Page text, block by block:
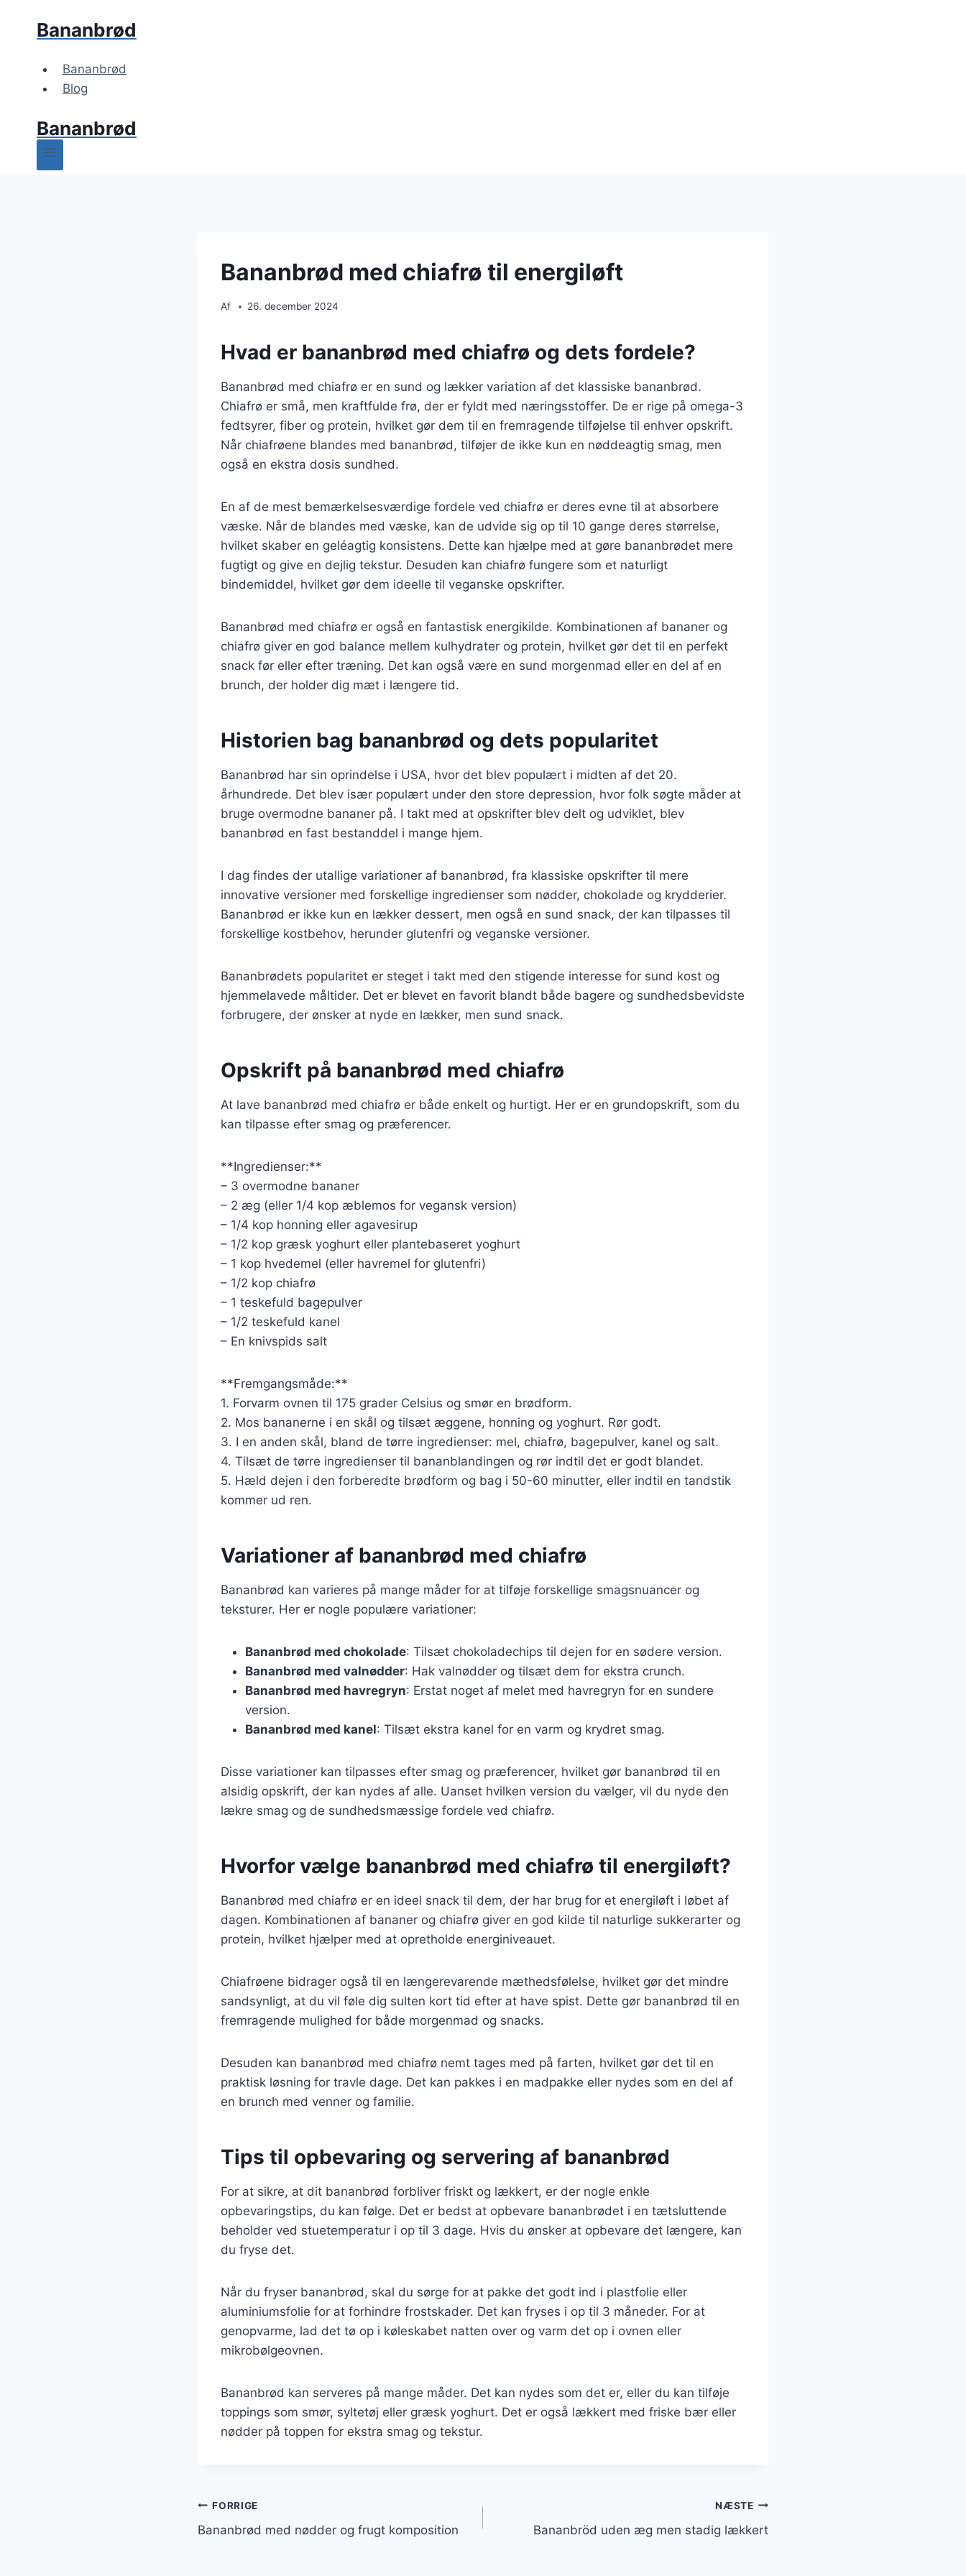
Bananbrød
Bananbrød
Blog
Bananbrød
Bananbrød med chiafrø til energiløft
Af 26. december 2024
Hvad er bananbrød med chiafrø og dets fordele?
Bananbrød med chiafrø er en sund og lækker variation af det klassiske bananbrød.
Chiafrø er små, men kraftfulde frø, der er fyldt med næringsstoffer. De er rige på omega-3
fedtsyrer, fiber og protein, hvilket gør dem til en fremragende tilføjelse til enhver opskrift.
Når chiafrøene blandes med bananbrød, tilføjer de ikke kun en nøddeagtig smag, men
også en ekstra dosis sundhed.
En af de mest bemærkelsesværdige fordele ved chiafrø er deres evne til at absorbere
væske. Når de blandes med væske, kan de udvide sig op til 10 gange deres størrelse,
hvilket skaber en geléagtig konsistens. Dette kan hjælpe med at gøre bananbrødet mere
fugtigt og give en dejlig tekstur. Desuden kan chiafrø fungere som et naturligt
bindemiddel, hvilket gør dem ideelle til veganske opskrifter.
Bananbrød med chiafrø er også en fantastisk energikilde. Kombinationen af bananer og
chiafrø giver en god balance mellem kulhydrater og protein, hvilket gør det til en perfekt
snack før eller efter træning. Det kan også være en sund morgenmad eller en del af en
brunch, der holder dig mæt i længere tid.
Historien bag bananbrød og dets popularitet
Bananbrød har sin oprindelse i USA, hvor det blev populært i midten af det 20.
århundrede. Det blev især populært under den store depression, hvor folk søgte måder at
bruge overmodne bananer på. I takt med at opskrifter blev delt og udviklet, blev
bananbrød en fast bestanddel i mange hjem.
I dag findes der utallige variationer af bananbrød, fra klassiske opskrifter til mere
innovative versioner med forskellige ingredienser som nødder, chokolade og krydderier.
Bananbrød er ikke kun en lækker dessert, men også en sund snack, der kan tilpasses til
forskellige kostbehov, herunder glutenfri og veganske versioner.
Bananbrødets popularitet er steget i takt med den stigende interesse for sund kost og
hjemmelavede måltider. Det er blevet en favorit blandt både bagere og sundhedsbevidste
forbrugere, der ønsker at nyde en lækker, men sund snack.
Opskrift på bananbrød med chiafrø
At lave bananbrød med chiafrø er både enkelt og hurtigt. Her er en grundopskrift, som du
kan tilpasse efter smag og præferencer.
**Ingredienser:**
– 3 overmodne bananer
– 2 æg (eller 1/4 kop æblemos for vegansk version)
– 1/4 kop honning eller agavesirup
– 1/2 kop græsk yoghurt eller plantebaseret yoghurt
– 1 kop hvedemel (eller havremel for glutenfri)
– 1/2 kop chiafrø
– 1 teskefuld bagepulver
– 1/2 teskefuld kanel
– En knivspids salt
**Fremgangsmåde:**
1. Forvarm ovnen til 175 grader Celsius og smør en brødform.
2. Mos bananerne i en skål og tilsæt æggene, honning og yoghurt. Rør godt.
3. I en anden skål, bland de tørre ingredienser: mel, chiafrø, bagepulver, kanel og salt.
4. Tilsæt de tørre ingredienser til bananblandingen og rør indtil det er godt blandet.
5. Hæld dejen i den forberedte brødform og bag i 50-60 minutter, eller indtil en tandstik
kommer ud ren.
Variationer af bananbrød med chiafrø
Bananbrød kan varieres på mange måder for at tilføje forskellige smagsnuancer og
teksturer. Her er nogle populære variationer:
Bananbrød med chokolade: Tilsæt chokoladechips til dejen for en sødere version.
Bananbrød med valnødder: Hak valnødder og tilsæt dem for ekstra crunch.
Bananbrød med havregryn: Erstat noget af melet med havregryn for en sundere
version.
Bananbrød med kanel: Tilsæt ekstra kanel for en varm og krydret smag.
Disse variationer kan tilpasses efter smag og præferencer, hvilket gør bananbrød til en
alsidig opskrift, der kan nydes af alle. Uanset hvilken version du vælger, vil du nyde den
lækre smag og de sundhedsmæssige fordele ved chiafrø.
Hvorfor vælge bananbrød med chiafrø til energiløft?
Bananbrød med chiafrø er en ideel snack til dem, der har brug for et energiløft i løbet af
dagen. Kombinationen af bananer og chiafrø giver en god kilde til naturlige sukkerarter og
protein, hvilket hjælper med at opretholde energiniveauet.
Chiafrøene bidrager også til en længerevarende mæthedsfølelse, hvilket gør det mindre
sandsynligt, at du vil føle dig sulten kort tid efter at have spist. Dette gør bananbrød til en
fremragende mulighed for både morgenmad og snacks.
Desuden kan bananbrød med chiafrø nemt tages med på farten, hvilket gør det til en
praktisk løsning for travle dage. Det kan pakkes i en madpakke eller nydes som en del af
en brunch med venner og familie.
Tips til opbevaring og servering af bananbrød
For at sikre, at dit bananbrød forbliver friskt og lækkert, er der nogle enkle
opbevaringstips, du kan følge. Det er bedst at opbevare bananbrødet i en tætsluttende
beholder ved stuetemperatur i op til 3 dage. Hvis du ønsker at opbevare det længere, kan
du fryse det.
Når du fryser bananbrød, skal du sørge for at pakke det godt ind i plastfolie eller
aluminiumsfolie for at forhindre frostskader. Det kan fryses i op til 3 måneder. For at
genopvarme, lad det tø op i køleskabet natten over og varm det op i ovnen eller
mikrobølgeovnen.
Bananbrød kan serveres på mange måder. Det kan nydes som det er, eller du kan tilføje
toppings som smør, syltetøj eller græsk yoghurt. Det er også lækkert med friske bær eller
nødder på toppen for ekstra smag og tekstur.
Indlægsnavigation
FORRIGE
Bananbrød med nødder og frugt komposition
NÆSTE
Bananbröd uden æg men stadig lækkert